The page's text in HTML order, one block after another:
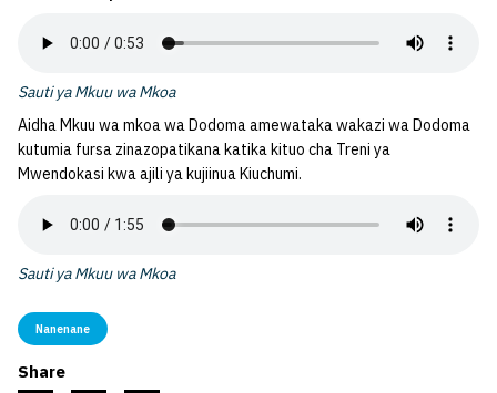
Sauti ya Mkuu wa Mkoa
Aidha Mkuu wa mkoa wa Dodoma amewataka wakazi wa Dodoma
kutumia fursa zinazopatikana katika kituo cha Treni ya
Mwendokasi kwa ajili ya kujiinua Kiuchumi.
Sauti ya Mkuu wa Mkoa
Nanenane
Share